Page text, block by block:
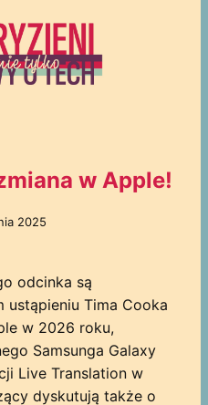
w Apple!
2025
odcinka są
ustąpieniu Tima Cooka
w 2026 roku,
Samsunga Galaxy
Live Translation w
dyskutują także o